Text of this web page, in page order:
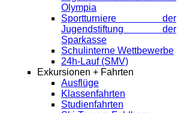
Olympia
Sportturniere der
Jugendstiftung der
Sparkasse
Schulinterne Wettbewerbe
24h-Lauf (SMV)
Exkursionen + Fahrten
Ausflüge
Klassenfahrten
Studienfahrten